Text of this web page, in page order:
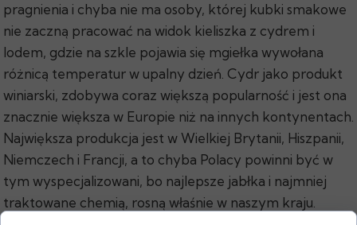
pragnienia i chyba nie ma osoby, której kubki smakowe
nie zaczną pracować na widok kieliszka z cydrem i
lodem, gdzie na szkle pojawia się mgiełka wywołana
różnicą temperatur w upalny dzień. Cydr jako produkt
winiarski, zdobywa coraz większą popularność i jest ona
znacznie większa w Europie niż na innych kontynentach.
Największa produkcja jest w Wielkiej Brytanii, Hiszpanii,
Niemczech i Francji, a to chyba Polacy powinni być w
tym wyspecjalizowani, bo najlepsze jabłka i najmniej
traktowane chemią, rosną właśnie w naszym kraju.